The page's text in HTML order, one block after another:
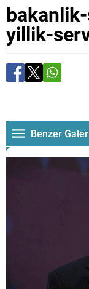
yillik-
Benzer